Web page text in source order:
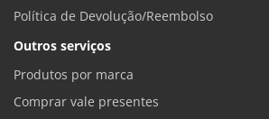
Política de Devolução/Reembolso
Outros serviços
Produtos por marca
Comprar vale presentes